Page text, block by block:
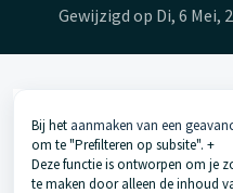
Gewijzigd op Di, 6 Mei,
Bij het aanmaken van een
om te "Prefilteren op subsite". +
Deze functie is ontworpen om je
te maken door alleen de inhoud